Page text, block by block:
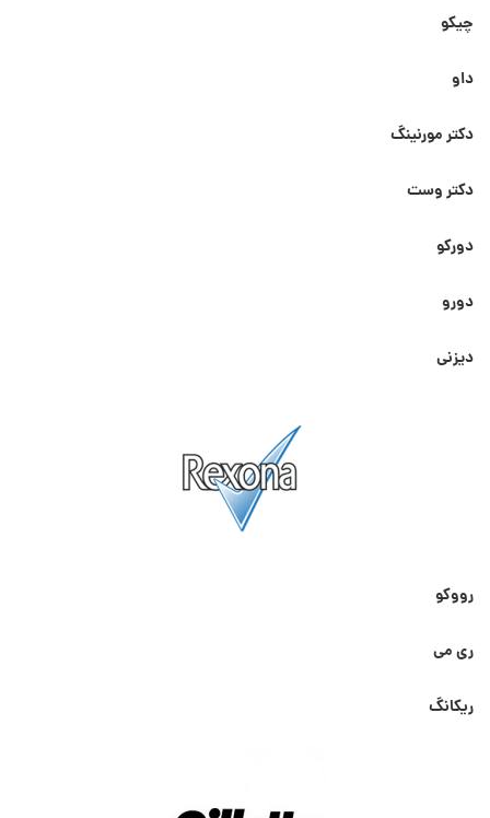
چیکو
داو
دکتر مورنینگ
دکتر وست
دورکو
دورو
دیزنی
رووکو
ری می
ریکانگ